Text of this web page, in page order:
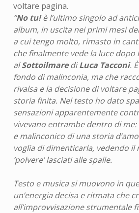
voltare pagina.
“No tu!è l’ultimo singolo ad
album, in uscita nei primi mesi
a cui tengo molto, rimasto in
che finalmente vede la luce dopo
alSottoilmarediLuca Tacconi.
fondo di malinconia, ma che
rivalsa e la decisione di voltare
storia finita. Nel testo ho dato
sensazioni apparentemente
vivevano entrambe dentro di
e malinconico di una storia
voglia di dimenticarla, vedendo il
‘polvere’ lasciati alle spalle.
Testo e musica si muovono in
un’energia decisa e ritmata che
all’improvvisazione strumentale